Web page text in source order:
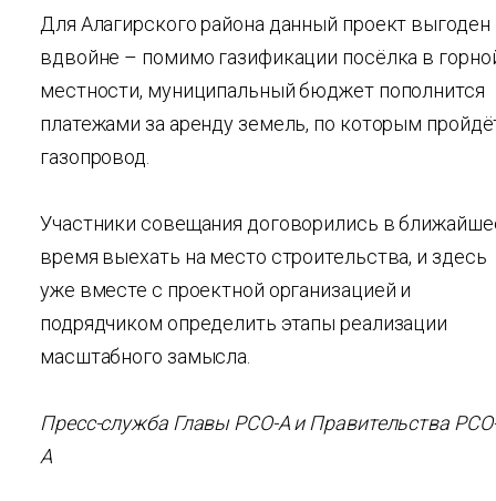
Для Алагирского района данный проект выгоден
вдвойне – помимо газификации посёлка в
местности, муниципальный бюджет пополнится
платежами за аренду земель, по которым
газопровод.
Участники совещания договорились в
время выехать на место строительства, и здесь
уже вместе с проектной организацией и
подрядчиком определить этапы реализации
масштабного замысла.
Пресс-служба Главы РСО-А и Правительства
А